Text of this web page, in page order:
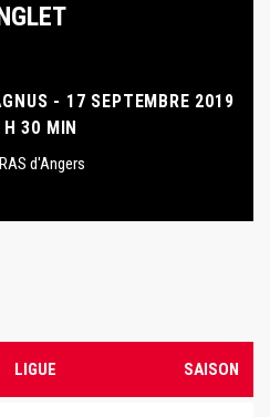
- 17 SEPTEMBRE 2019
30 MIN
d'Angers
LIGUE SAISON